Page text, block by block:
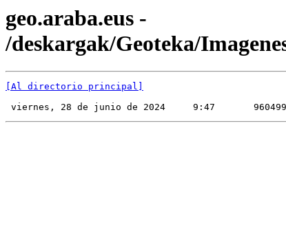
geo.araba.eus -
/deskargak/Geoteka/
[Al directorio principal]
viernes, 28 de junio de 2024     9:47